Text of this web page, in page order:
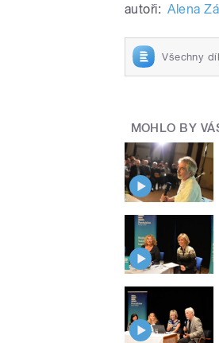
autoři: Alena
Všechny
MOHLO BY